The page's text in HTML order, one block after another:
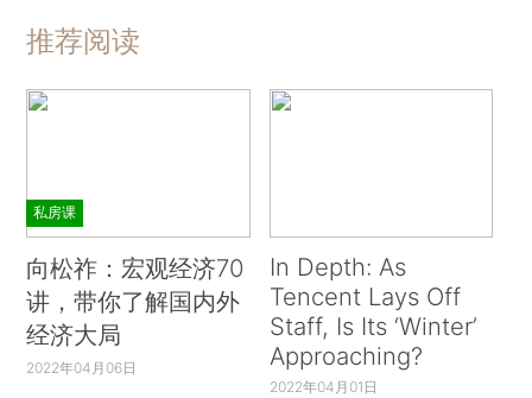
推荐阅读
私房课
向松祚：宏观经济70
讲，带你了解国内外
经济大局
2022年04月06日
In Depth: As
Tencent Lays Off
Staff, Is Its ‘Winter’
Approaching?
2022年04月01日